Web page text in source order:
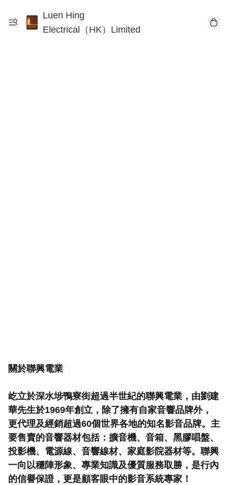
Luen Hing
Electrical（HK）Limited
關於聯興電業
屹立於深水埗鴨寮街超過半世紀的聯興電業，由劉建
華先生於1969年創立，除了擁有自家音響品牌外，
更代理及經銷超過60個世界各地的知名影音品牌。主
要售賣的音響器材包括：擴音機、音箱、黑膠唱盤、
投影機、電源線、音響線材、家庭影院器材等。聯興
一向以穩陣形象、專業知識及優質服務取勝，是行內
的信譽保證，更是顧客眼中的影音系統專家！